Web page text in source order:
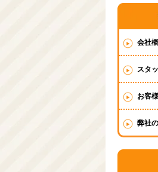
会社
スタ
お客
弊社